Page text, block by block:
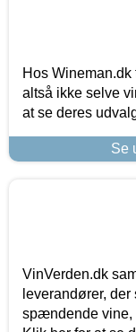
Hos
altså ikke selve
at se deres
Se
VinVerden.dk
leverandører,
spændende vine,